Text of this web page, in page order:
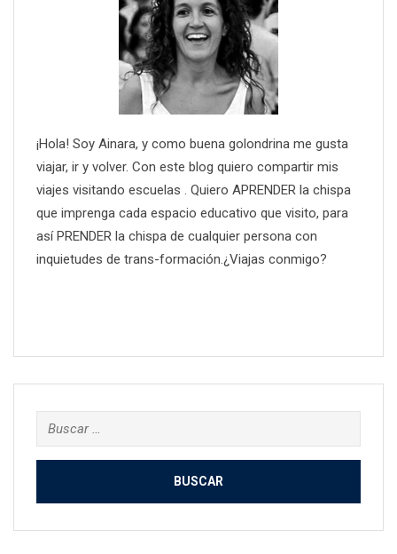
¡Hola! Soy Ainara, y como buena golondrina me gusta
viajar, ir y volver. Con este blog quiero compartir mis
viajes visitando escuelas . Quiero APRENDER la chispa
que imprenga cada espacio educativo que visito, para
así PRENDER la chispa de cualquier persona con
inquietudes de trans-formación.¿Viajas conmigo?
Buscar: